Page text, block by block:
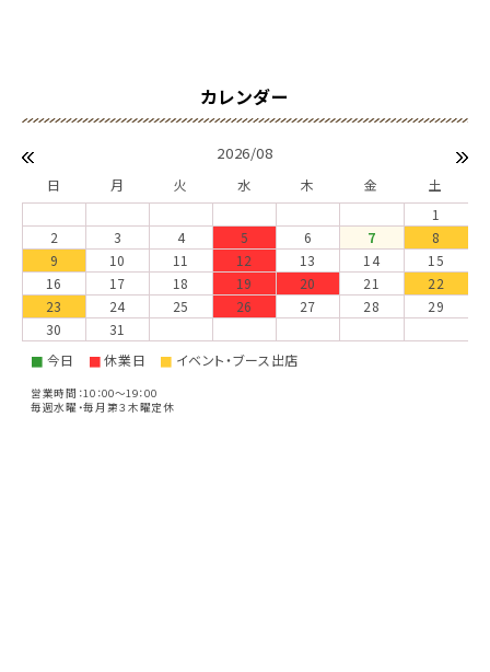
2026/08
日 月 火 水 木 金
土
1
2
3 4 5 6 7
8
9
10 11 12 13 14
15
16
17 18 19 20 21
22
23
24 25 26 27 28
29
30
31
■ 今日 ■休業日 ■ イベント・ブース出店
営業時間：10：00～19：00
毎週水曜・毎月第３木曜定休